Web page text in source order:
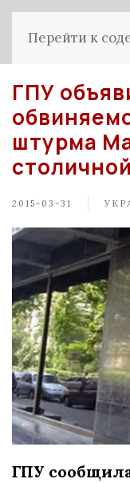
Перейти к
ГПУ
штурма
2015-03-31
ГПУ